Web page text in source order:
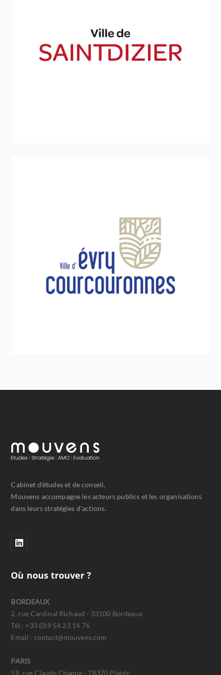
Ville de Saint-Dizier
Ville d’Evry-Courcouronnes
Sport - Loisirs - Jeunesse
Cabinet d'études et de conseil,
Mouvens accompagne les acteurs publics et les organisations
dans leurs stratégies d'actions.
Où nous trouver ?
BORDEAUX
2, rue Cardinal Richaud - 33100 Bordeaux
Tél.: +33 (0)9 54 23 14 76
Email : contact@mouvens.com
PARIS
59, rue Claude Chappe - 78370 Plaisir